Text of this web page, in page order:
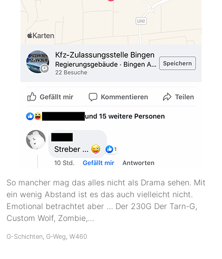
So mancher mag das alles nicht als Drama sehen. Mit
ein wenig Abstand ist es das auch vielleicht nicht.
Emotional betrachtet aber … Der 230G Der Tarn-G,
Custom Wolf, Zombie,…
G-Schichten G-Weg ,W460